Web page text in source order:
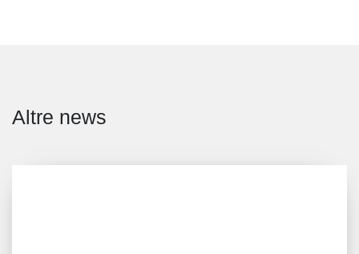
Altre news